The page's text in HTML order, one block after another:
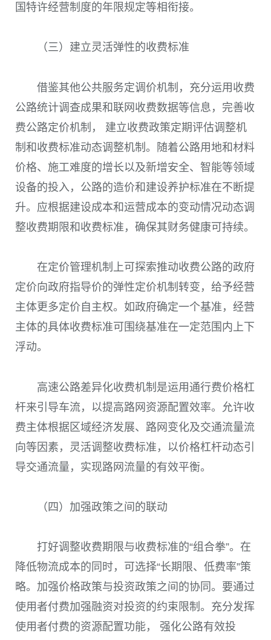
国特许经营制度的年限规定等相衔接。
（三）建立灵活弹性的收费标准
借鉴其他公共服务定调价机制，充分运用收费
公路统计调查成果和联网收费数据等信息，完善收
费公路定价机制， 建立收费政策定期评估调整机
制和收费标准动态调整机制。随着公路用地和材料
价格、施工难度的增长以及新增安全、智能等领域
设备的投入，公路的造价和建设养护标准在不断提
升。应根据建设成本和运营成本的变动情况动态调
整收费期限和收费标准，确保其财务健康可持续。
在定价管理机制上可探索推动收费公路的政府
定价向政府指导价的弹性定价机制转变，给予经营
主体更多定价自主权。如政府确定一个基准，经营
主体的具体收费标准可围绕基准在一定范围内上下
浮动。
高速公路差异化收费机制是运用通行费价格杠
杆来引导车流，以提高路网资源配置效率。允许收
费主体根据区域经济发展、路网变化及交通流量流
向等因素，灵活调整收费标准，以价格杠杆动态引
导交通流量，实现路网流量的有效平衡。
（四）加强政策之间的联动
打好调整收费期限与收费标准的“组合拳”。在
降低物流成本的同时，可选择“长期限、低费率”策
略。加强价格政策与投资政策之间的协同。要通过
使用者付费加强融资对投资的约束限制。充分发挥
使用者付费的资源配置功能， 强化公路有效投